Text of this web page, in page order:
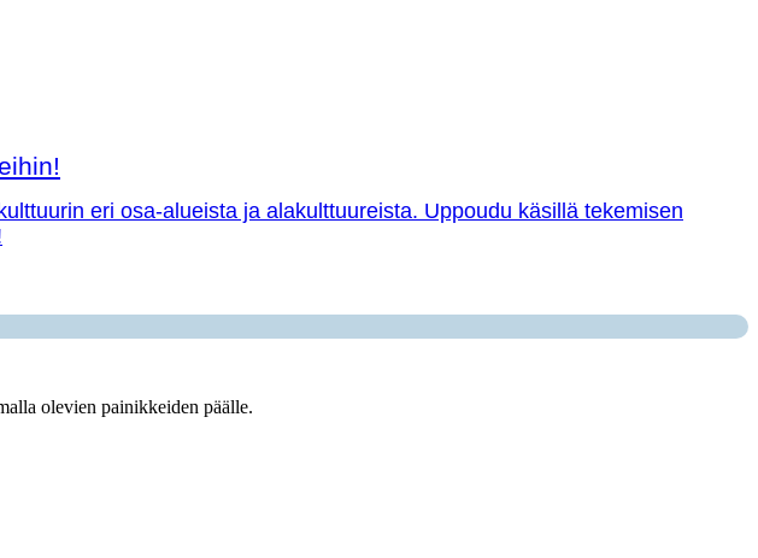
eri osa-alueista ja alakulttuureista. Uppoudu käsillä tekemisen
olevien painikkeiden päälle.